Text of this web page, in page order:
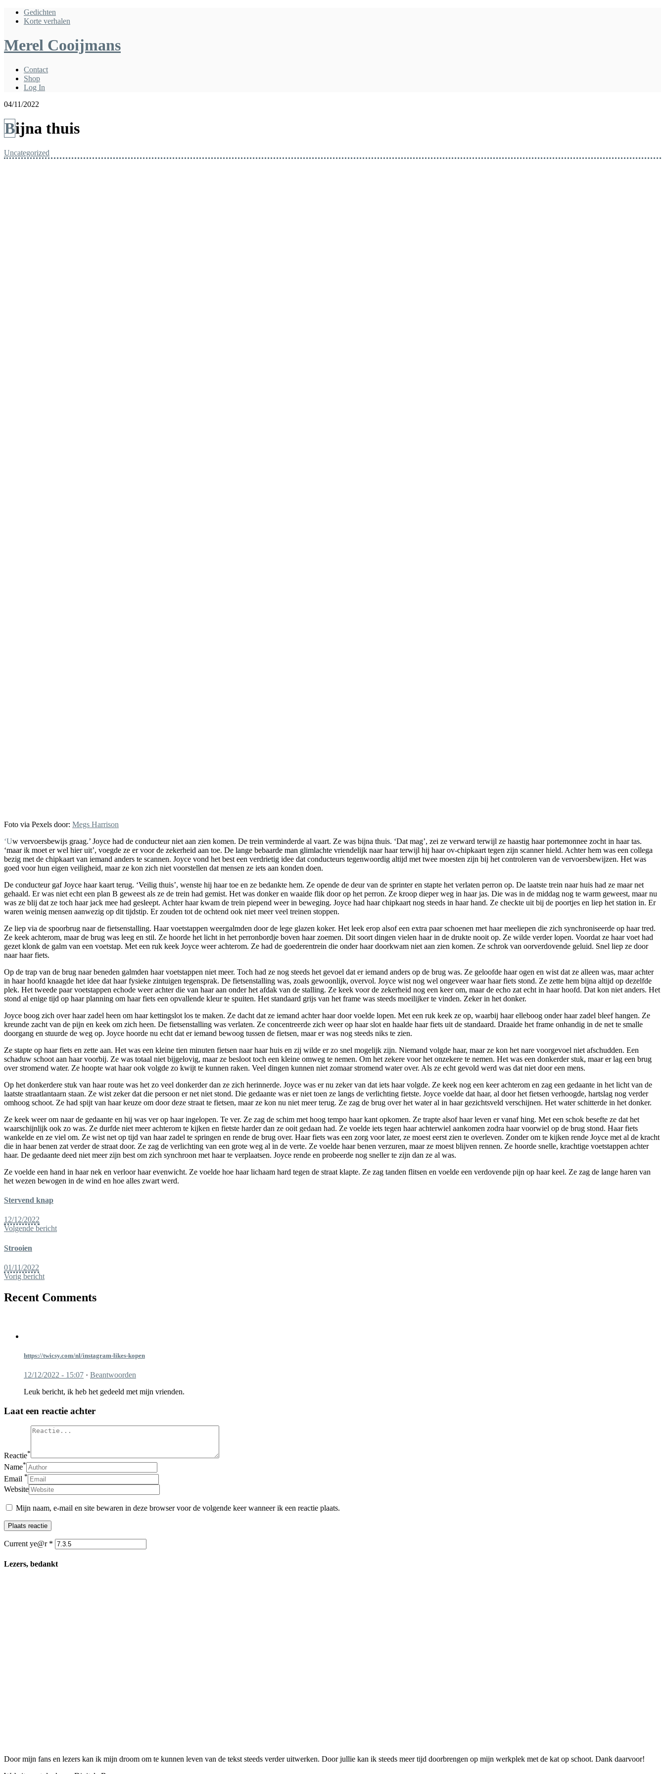
Gedichten
Korte verhalen
Merel Cooijmans
Contact
Shop
Log In
04/11/2022
Bijna thuis
Uncategorized
Foto via Pexels door: Megs Harrison
‘Uw vervoersbewijs graag.’ Joyce had de conducteur niet aan zien komen. De trein verminderde al vaart. Ze was bijna thuis. ‘Dat mag’, zei ze verward terwijl ze haastig haar portemonnee zocht in haar tas.
‘maar ik moet er wel hier uit’, voegde ze er voor de zekerheid aan toe. De lange bebaarde man glimlachte vriendelijk naar haar terwijl hij haar ov-chipkaart tegen zijn scanner hield. Achter hem was een collega
bezig met de chipkaart van iemand anders te scannen. Joyce vond het best een verdrietig idee dat conducteurs tegenwoordig altijd met twee moesten zijn bij het controleren van de vervoersbewijzen. Het was
goed voor hun eigen veiligheid, maar ze kon zich niet voorstellen dat mensen ze iets aan konden doen.
De conducteur gaf Joyce haar kaart terug. ‘Veilig thuis’, wenste hij haar toe en ze bedankte hem. Ze opende de deur van de sprinter en stapte het verlaten perron op. De laatste trein naar huis had ze maar net
gehaald. Er was niet echt een plan B geweest als ze de trein had gemist. Het was donker en waaide flik door op het perron. Ze kroop dieper weg in haar jas. Die was in de middag nog te warm geweest, maar nu
was ze blij dat ze toch haar jack mee had gesleept. Achter haar kwam de trein piepend weer in beweging. Joyce had haar chipkaart nog steeds in haar hand. Ze checkte uit bij de poortjes en liep het station in. Er
waren weinig mensen aanwezig op dit tijdstip. Er zouden tot de ochtend ook niet meer veel treinen stoppen.
Ze liep via de spoorbrug naar de fietsenstalling. Haar voetstappen weergalmden door de lege glazen koker. Het leek erop alsof een extra paar schoenen met haar meeliepen die zich synchroniseerde op haar tred.
Ze keek achterom, maar de brug was leeg en stil. Ze hoorde het licht in het perronbordje boven haar zoemen. Dit soort dingen vielen haar in de drukte nooit op. Ze wilde verder lopen. Voordat ze haar voet had
gezet klonk de galm van een voetstap. Met een ruk keek Joyce weer achterom. Ze had de goederentrein die onder haar doorkwam niet aan zien komen. Ze schrok van oorverdovende geluid. Snel liep ze door
naar haar fiets.
Op de trap van de brug naar beneden galmden haar voetstappen niet meer. Toch had ze nog steeds het gevoel dat er iemand anders op de brug was. Ze geloofde haar ogen en wist dat ze alleen was, maar achter
in haar hoofd knaagde het idee dat haar fysieke zintuigen tegensprak. De fietsenstalling was, zoals gewoonlijk, overvol. Joyce wist nog wel ongeveer waar haar fiets stond. Ze zette hem bijna altijd op dezelfde
plek. Het tweede paar voetstappen echode weer achter die van haar aan onder het afdak van de stalling. Ze keek voor de zekerheid nog een keer om, maar de echo zat echt in haar hoofd. Dat kon niet anders. Het
stond al enige tijd op haar planning om haar fiets een opvallende kleur te spuiten. Het standaard grijs van het frame was steeds moeilijker te vinden. Zeker in het donker.
Joyce boog zich over haar zadel heen om haar kettingslot los te maken. Ze dacht dat ze iemand achter haar door voelde lopen. Met een ruk keek ze op, waarbij haar elleboog onder haar zadel bleef hangen. Ze
kreunde zacht van de pijn en keek om zich heen. De fietsenstalling was verlaten. Ze concentreerde zich weer op haar slot en haalde haar fiets uit de standaard. Draaide het frame onhandig in de net te smalle
doorgang en stuurde de weg op. Joyce hoorde nu echt dat er iemand bewoog tussen de fietsen, maar er was nog steeds niks te zien.
Ze stapte op haar fiets en zette aan. Het was een kleine tien minuten fietsen naar haar huis en zij wilde er zo snel mogelijk zijn. Niemand volgde haar, maar ze kon het nare voorgevoel niet afschudden. Een
schaduw schoot aan haar voorbij. Ze was totaal niet bijgelovig, maar ze besloot toch een kleine omweg te nemen. Om het zekere voor het onzekere te nemen. Het was een donkerder stuk, maar er lag een brug
over stromend water. Ze hoopte wat haar ook volgde zo kwijt te kunnen raken. Veel dingen kunnen niet zomaar stromend water over. Als ze echt gevold werd was dat niet door een mens.
Op het donkerdere stuk van haar route was het zo veel donkerder dan ze zich herinnerde. Joyce was er nu zeker van dat iets haar volgde. Ze keek nog een keer achterom en zag een gedaante in het licht van de
laatste straatlantaarn staan. Ze wist zeker dat die persoon er net niet stond. Die gedaante was er niet toen ze langs de verlichting fietste. Joyce voelde dat haar, al door het fietsen verhoogde, hartslag nog verder
omhoog schoot. Ze had spijt van haar keuze om door deze straat te fietsen, maar ze kon nu niet meer terug. Ze zag de brug over het water al in haar gezichtsveld verschijnen. Het water schitterde in het donker.
Ze keek weer om naar de gedaante en hij was ver op haar ingelopen. Te ver. Ze zag de schim met hoog tempo haar kant opkomen. Ze trapte alsof haar leven er vanaf hing. Met een schok besefte ze dat het
waarschijnlijk ook zo was. Ze durfde niet meer achterom te kijken en fietste harder dan ze ooit gedaan had. Ze voelde iets tegen haar achterwiel aankomen zodra haar voorwiel op de brug stond. Haar fiets
wankelde en ze viel om. Ze wist net op tijd van haar zadel te springen en rende de brug over. Haar fiets was een zorg voor later, ze moest eerst zien te overleven. Zonder om te kijken rende Joyce met al de kracht
die in haar benen zat verder de straat door. Ze zag de verlichting van een grote weg al in de verte. Ze voelde haar benen verzuren, maar ze moest blijven rennen. Ze hoorde snelle, krachtige voetstappen achter
haar. De gedaante deed niet meer zijn best om zich synchroon met haar te verplaatsen. Joyce rende en probeerde nog sneller te zijn dan ze al was.
Ze voelde een hand in haar nek en verloor haar evenwicht. Ze voelde hoe haar lichaam hard tegen de straat klapte. Ze zag tanden flitsen en voelde een verdovende pijn op haar keel. Ze zag de lange haren van
het wezen bewogen in de wind en hoe alles zwart werd.
Stervend knap
12/12/2022
Volgende bericht
Strooien
01/11/2022
Vorig bericht
Recent Comments
https://twicsy.com/nl/instagram-likes-kopen
12/12/2022 - 15:07 · Beantwoorden
Leuk bericht, ik heb het gedeeld met mijn vrienden.
Laat een reactie achter
Reactie*
Name*
Email *
Website
Mijn naam, e-mail en site bewaren in deze browser voor de volgende keer wanneer ik een reactie plaats.
Current ye@r *
Lezers, bedankt
Door mijn fans en lezers kan ik mijn droom om te kunnen leven van de tekst steeds verder uitwerken. Door jullie kan ik steeds meer tijd doorbrengen op mijn werkplek met de kat op schoot. Dank daarvoor!